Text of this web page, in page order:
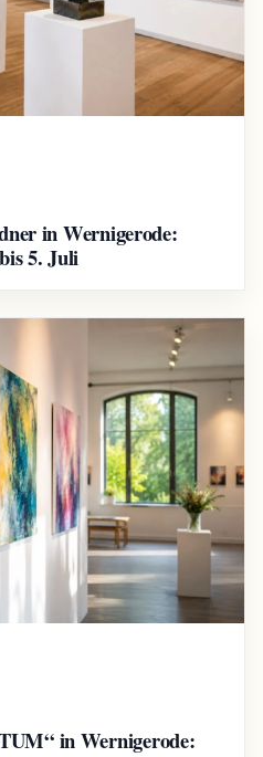
in Wernigerode:
5. Juli
in Wernigerode: